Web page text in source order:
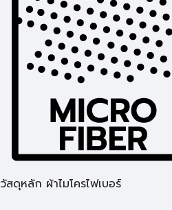
วัสดุหลัก ผ้าไมโครไฟเบอร์